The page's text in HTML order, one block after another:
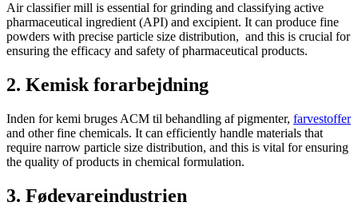
Air classifier mill is essential for grinding and classifying active
pharmaceutical ingredient (API) and excipient. It can produce fine
powders with precise particle size distribution, and this is crucial for
ensuring the efficacy and safety of pharmaceutical products.
2. Kemisk forarbejdning
Inden for kemi bruges ACM til behandling af pigmenter, farvestoffer
and other fine chemicals. It can efficiently handle materials that
require narrow particle size distribution, and this is vital for ensuring
the quality of products in chemical formulation.
3. Fødevareindustrien